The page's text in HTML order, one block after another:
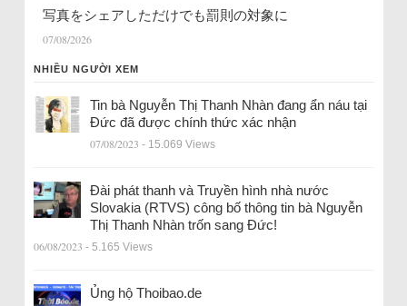
写真をシェアしただけでも罰則の対象に
07/08/2026
NHIỀU NGƯỜI XEM
Tin bà Nguyễn Thị Thanh Nhàn đang ẩn náu tại
Đức đã được chính thức xác nhận
07/08/2023 - 15.069 Views
Đài phát thanh và Truyền hình nhà nước
Slovakia (RTVS) công bố thông tin bà Nguyễn
Thị Thanh Nhàn trốn sang Đức!
06/08/2023 - 5.165 Views
Ủng hộ Thoibao.de